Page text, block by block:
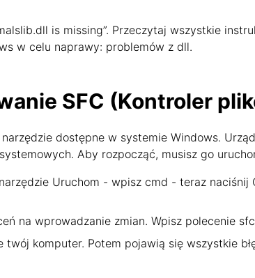
is missing”. Przeczytaj wszystkie
w celu naprawy: problemów z dll.
SFC (Kontroler
dostępne w systemie Windows.
Aby rozpocząć, musisz go
Uruchom - wpisz cmd - teraz
na wprowadzanie zmian. Wpisz polecenie
komputer. Potem pojawią się wszystkie